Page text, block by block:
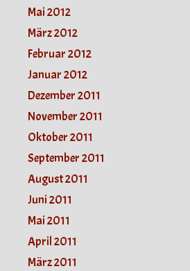
Mai 2012
März 2012
Februar 2012
Januar 2012
Dezember 2011
November 2011
Oktober 2011
September 2011
August 2011
Juni 2011
Mai 2011
April 2011
März 2011